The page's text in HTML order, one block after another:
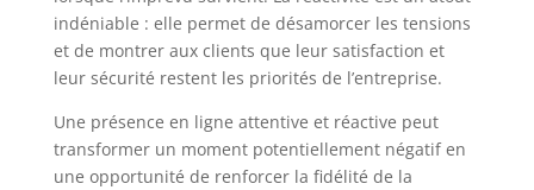
indéniable : elle permet de désamorcer les tensions
et de montrer aux clients que leur satisfaction et
leur sécurité restent les priorités de l’entreprise.
Une présence en ligne attentive et réactive peut
transformer un moment potentiellement négatif en
une opportunité de renforcer la fidélité de la